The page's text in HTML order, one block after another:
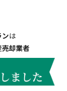
は
却業者